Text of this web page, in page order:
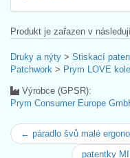
Produkt je zařazen v
Druky a nýty > Stiskací
Patchwork > Prym LOVE
Výrobce (GPSR):
Prym Consumer Europe
← páradlo švů malé
patentky